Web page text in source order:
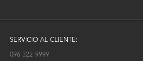
SERVICIO AL CLIENTE:
096 322 9999